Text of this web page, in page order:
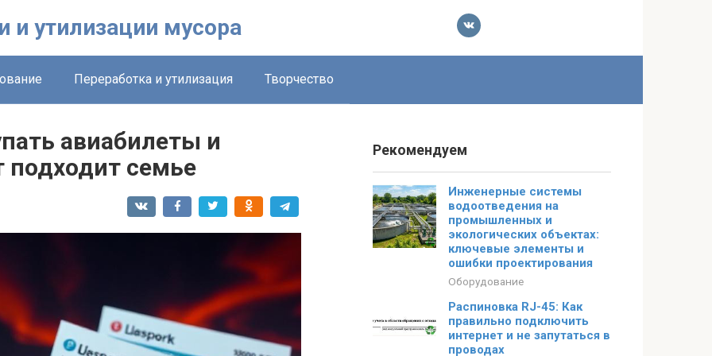
и утилизации мусора
Переработка и утилизация Творчество
авиабилеты и
подходит семье
Рекомендуем
Инженерные системы
водоотведения на
промышленных и
экологических объектах:
ключевые элементы и
ошибки проектирования
Оборудование
Распиновка RJ-45: Как
правильно подключить
интернет и не запутаться в
проводах